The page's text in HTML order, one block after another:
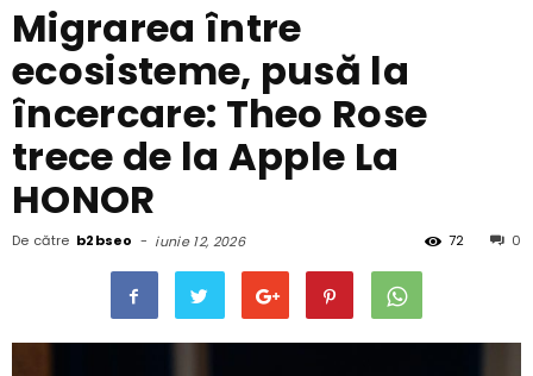
Migrarea între
ecosisteme, pusă la
încercare: Theo Rose
trece de la Apple La
HONOR
De către b2bseo - iunie 12, 2026 0
72